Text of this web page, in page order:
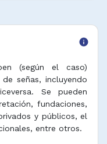
info
(según el caso)
señas, incluyendo
Se pueden
fundaciones,
y públicos, el
entre otros.